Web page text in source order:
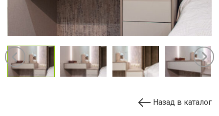
Назад в каталог